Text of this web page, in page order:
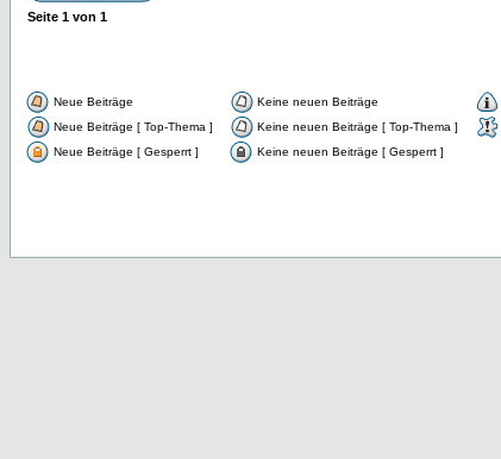
Seite 1 von 1
Neue Beiträge Keine neuen Beiträge
Neue Beiträge [ Top-Thema ]
Keine neuen Beiträge [ Top-Thema ]
Neue Beiträge [ Gesperrt ]
Keine neuen Beiträge [ Gesperrt ]